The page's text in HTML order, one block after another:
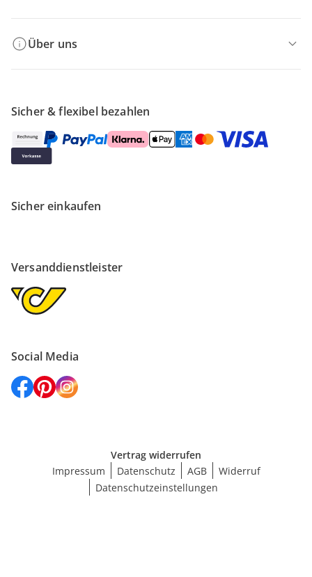
Über uns
Sicher & flexibel bezahlen
Sicher einkaufen
Versanddienstleister
Social Media
Vertrag widerrufen
Impressum
Datenschutz AGB
Widerruf
Datenschutzeinstellungen